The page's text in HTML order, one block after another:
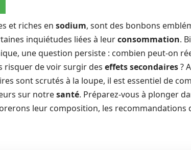
et riches en sodium, sont des bonbons
inquiétudes liées à leurconsommation.
une question persiste : combien peut-on
risquer de voir surgir des effets secondaires?
sont scrutés à la loupe, il est essentiel de
sur notresanté. Préparez-vous à plonger
leur composition, les recommandations